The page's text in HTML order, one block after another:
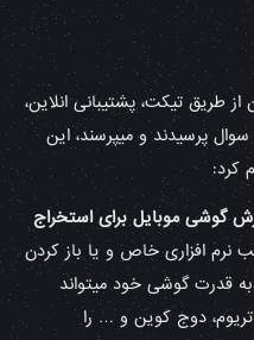
طریق تیکت، پشتیبانی انلاین،
پرسیدند و میپرسند، این
کرد:
گوشی موبایل برای استخراج
نرم افزاری خاص و یا باز کردن
قدرت گوشی خود میتواند
دوج کوین و … را